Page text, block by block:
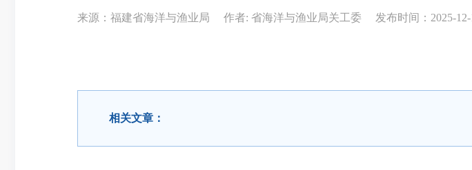
来源：福建省海洋与渔业局 作者: 省海洋与渔业局关工委 发布时间：2025-12-
相关文章：